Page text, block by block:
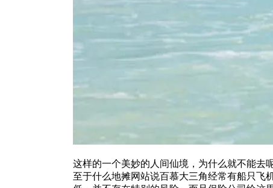
这样的一个美妙的人间仙境，为什么就不能去
至于什么地摊网站说百慕大三角经常有船只飞